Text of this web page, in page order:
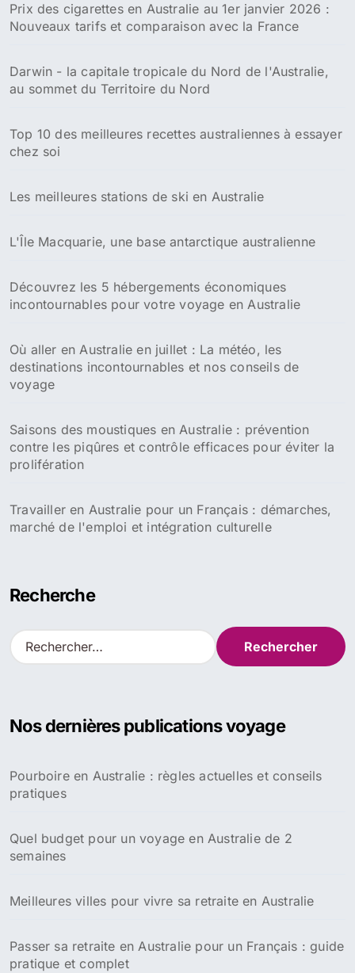
Prix des cigarettes en Australie au 1er janvier 2026 :
Nouveaux tarifs et comparaison avec la France
Darwin - la capitale tropicale du Nord de l'Australie,
au sommet du Territoire du Nord
Top 10 des meilleures recettes australiennes à essayer
chez soi
Les meilleures stations de ski en Australie
L'Île Macquarie, une base antarctique australienne
Découvrez les 5 hébergements économiques
incontournables pour votre voyage en Australie
Où aller en Australie en juillet : La météo, les
destinations incontournables et nos conseils de
voyage
Saisons des moustiques en Australie : prévention
contre les piqûres et contrôle efficaces pour éviter la
prolifération
Travailler en Australie pour un Français : démarches,
marché de l'emploi et intégration culturelle
Recherche
R
e
r
e
r
Nos dernières publications voyage
Pourboire en Australie : règles actuelles et conseils
pratiques
Quel budget pour un voyage en Australie de 2
semaines
Meilleures villes pour vivre sa retraite en Australie
Passer sa retraite en Australie pour un Français : guide
pratique et complet